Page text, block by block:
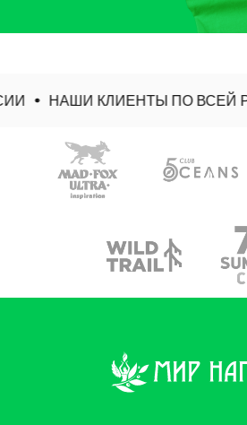
НАШИ КЛИЕНТЫ ПО ВСЕЙ